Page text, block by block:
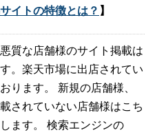
イトの特徴とは？ 】
質な店舗様のサイト掲載は
。楽天市場に出店されてい
ります。 新規の店舗様、
されていない店舗様はこち
ます。 検索エンジンの